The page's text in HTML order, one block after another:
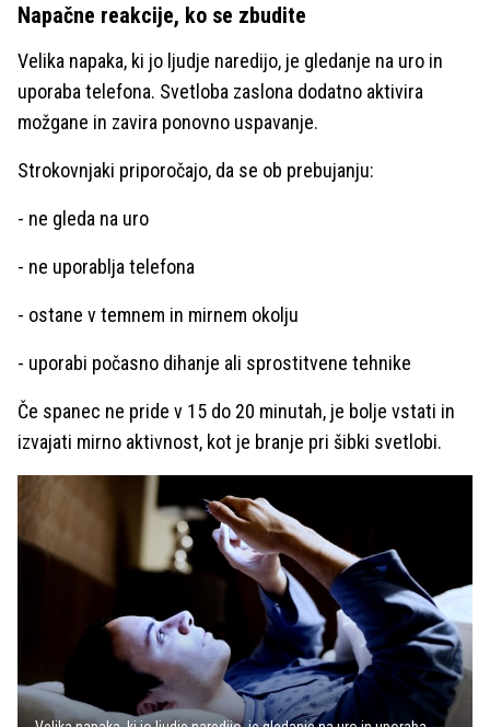
Napačne reakcije, ko se zbudite
Velika napaka, ki jo ljudje naredijo, je gledanje na uro in
uporaba telefona. Svetloba zaslona dodatno aktivira
možgane in zavira ponovno uspavanje.
Strokovnjaki priporočajo, da se ob prebujanju:
- ne gleda na uro
- ne uporablja telefona
- ostane v temnem in mirnem okolju
- uporabi počasno dihanje ali sprostitvene tehnike
Če spanec ne pride v 15 do 20 minutah, je bolje vstati in
izvajati mirno aktivnost, kot je branje pri šibki svetlobi.